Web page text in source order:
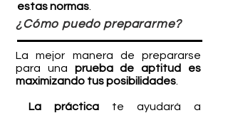
estas normas
¿Cómo puedo prepararme?
La mejor manera de prepararse
para una prueba de aptitud es
maximizando tus posibilidades
La práctica te ayudará a